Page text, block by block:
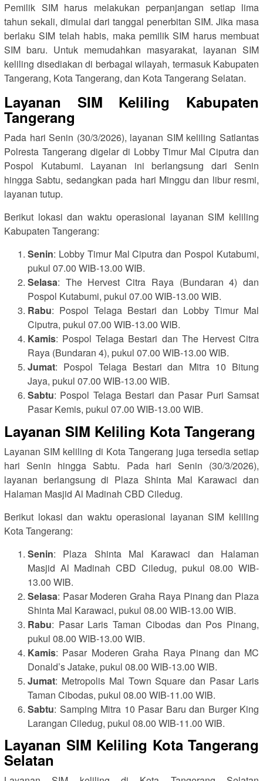
Pemilik SIM harus melakukan perpanjangan setiap lima
tahun sekali, dimulai dari tanggal penerbitan SIM. Jika masa
berlaku SIM telah habis, maka pemilik SIM harus membuat
SIM baru. Untuk memudahkan masyarakat, layanan SIM
keliling disediakan di berbagai wilayah, termasuk Kabupaten
Tangerang, Kota Tangerang, dan Kota Tangerang Selatan.
Layanan SIM Keliling Kabupaten
Tangerang
Pada hari Senin (30/3/2026), layanan SIM keliling Satlantas
Polresta Tangerang digelar di Lobby Timur Mal Ciputra dan
Pospol Kutabumi. Layanan ini berlangsung dari Senin
hingga Sabtu, sedangkan pada hari Minggu dan libur resmi,
layanan tutup.
Berikut lokasi dan waktu operasional layanan SIM keliling
Kabupaten Tangerang:
Senin: Lobby Timur Mal Ciputra dan Pospol Kutabumi,
pukul 07.00 WIB-13.00 WIB.
Selasa: The Hervest Citra Raya (Bundaran 4) dan
Pospol Kutabumi, pukul 07.00 WIB-13.00 WIB.
Rabu: Pospol Telaga Bestari dan Lobby Timur Mal
Ciputra, pukul 07.00 WIB-13.00 WIB.
Kamis: Pospol Telaga Bestari dan The Hervest Citra
Raya (Bundaran 4), pukul 07.00 WIB-13.00 WIB.
Jumat: Pospol Telaga Bestari dan Mitra 10 Bitung
Jaya, pukul 07.00 WIB-13.00 WIB.
Sabtu: Pospol Telaga Bestari dan Pasar Puri Samsat
Pasar Kemis, pukul 07.00 WIB-13.00 WIB.
Layanan SIM Keliling Kota Tangerang
Layanan SIM keliling di Kota Tangerang juga tersedia setiap
hari Senin hingga Sabtu. Pada hari Senin (30/3/2026),
layanan berlangsung di Plaza Shinta Mal Karawaci dan
Halaman Masjid Al Madinah CBD Ciledug.
Berikut lokasi dan waktu operasional layanan SIM keliling
Kota Tangerang:
Senin: Plaza Shinta Mal Karawaci dan Halaman
Masjid Al Madinah CBD Ciledug, pukul 08.00 WIB-
13.00 WIB.
Selasa: Pasar Moderen Graha Raya Pinang dan Plaza
Shinta Mal Karawaci, pukul 08.00 WIB-13.00 WIB.
Rabu: Pasar Laris Taman Cibodas dan Pos Pinang,
pukul 08.00 WIB-13.00 WIB.
Kamis: Pasar Moderen Graha Raya Pinang dan MC
Donald’s Jatake, pukul 08.00 WIB-13.00 WIB.
Jumat: Metropolis Mal Town Square dan Pasar Laris
Taman Cibodas, pukul 08.00 WIB-11.00 WIB.
Sabtu: Samping Mitra 10 Pasar Baru dan Burger King
Larangan Ciledug, pukul 08.00 WIB-11.00 WIB.
Layanan SIM Keliling Kota Tangerang
Selatan